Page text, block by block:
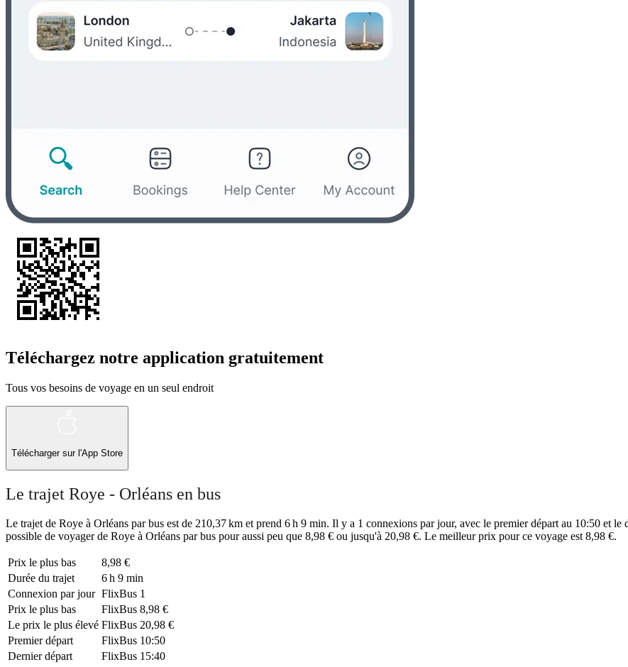
Téléchargez notre application gratuitement
Tous vos besoins de voyage en un seul endroit
Télécharger sur l'App Store
Le trajet Roye - Orléans en bus
Le trajet de Roye à Orléans par bus est de 210,37 km et prend 6 h 9 min. Il y a 1 connexions par jour, avec le premier départ au 10:50 et le
possible de voyager de Roye à Orléans par bus pour aussi peu que 8,98 € ou jusqu'à 20,98 €. Le meilleur prix pour ce voyage est 8,98 €.
Prix ​​le plus bas
8,98 €
Durée du trajet
6 h 9 min
Connexion par jour FlixBus 1
Prix ​​le plus bas
FlixBus 8,98 €
Le prix le plus élevé FlixBus 20,98 €
Premier départ
FlixBus 10:50
Dernier départ
FlixBus 15:40